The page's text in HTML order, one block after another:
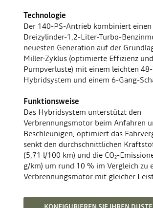
Technologie
Der 140-PS-Antrieb kombiniert einen
Dreizylinder-1,2-Liter-Turbo-
neuesten Generation auf der
Miller-Zyklus (optimierte Effizienz
Pumpverluste) mit einem leichten
Hybridsystem und einem 6-Gang-
Funktionsweise
Das Hybridsystem unterstützt den
Verbrennungsmotor beim Anfahren
Beschleunigen, optimiert das
senkt den durchschnittlichen
(5,71 l/100 km) und die CO2-
g/km) um rund 10 % im Vergleich zu
Verbrennungsmotor mit gleicher